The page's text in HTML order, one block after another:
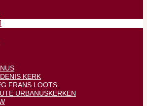
KERK
FRANS LOOTS
URBANUSKERKEN